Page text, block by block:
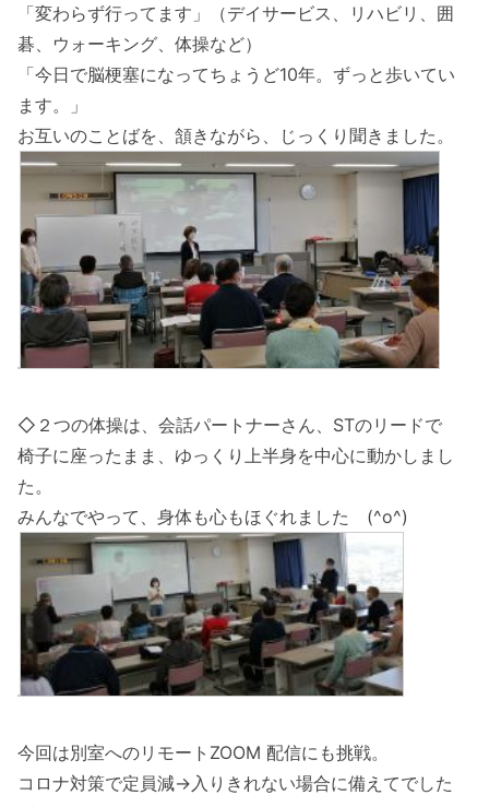
「変わらず行ってます」（デイサービス、リハビリ、囲
碁、ウォーキング、体操など）
「今日で脳梗塞になってちょうど10年。ずっと歩いてい
ます。」
お互いのことばを、頷きながら、じっくり聞きました。
◇２つの体操は、会話パートナーさん、STのリードで
椅子に座ったまま、ゆっくり上半身を中心に動かしまし
た。
みんなでやって、身体も心もほぐれました (^o^)
今回は別室へのリモートZOOM 配信にも挑戦。
コロナ対策で定員減→入りきれない場合に備えてでした